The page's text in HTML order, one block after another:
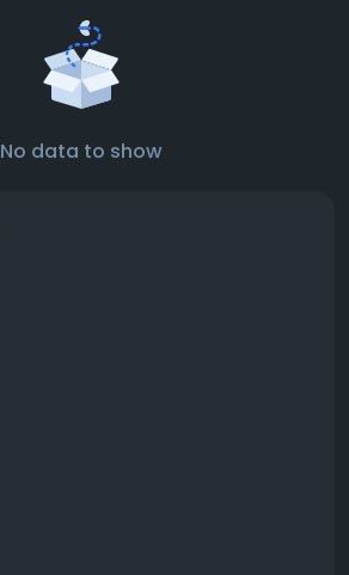
No data to show